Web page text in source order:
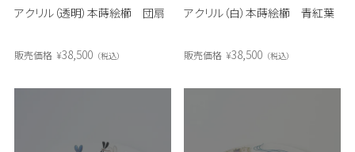
アクリル（透明）本蒔絵櫛 団扇
販売価格 ¥38,500 税込
アクリル（白）本蒔絵櫛 青紅葉
販売価格 ¥38,500 税込